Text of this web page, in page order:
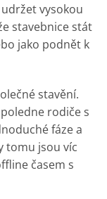
vysokou
stavebnice stát
jako podnět k
stavění.
rodiče s
fáze a
tomu jsou víc
časem s